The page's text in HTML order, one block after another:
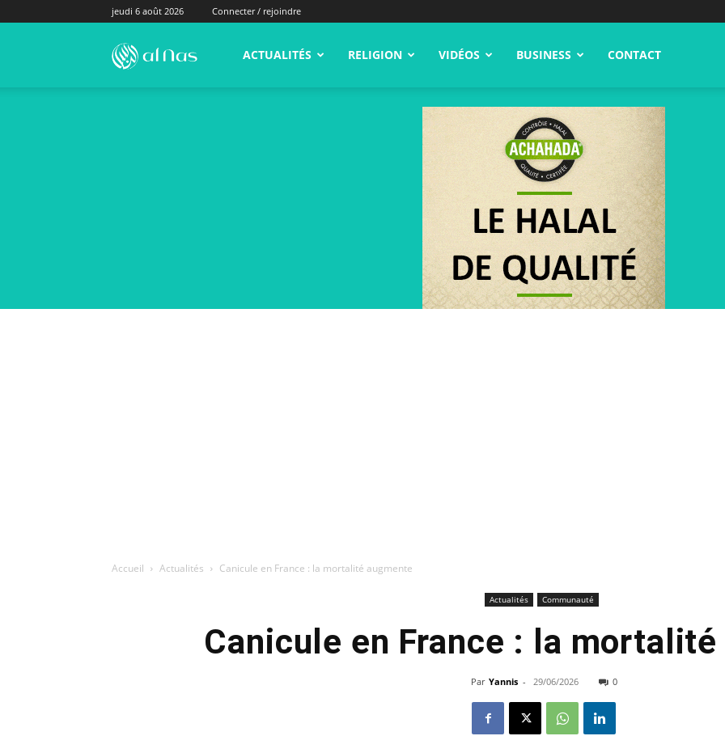
jeudi 6 août 2026 Connecter / rejoindre
alNas.fr ACTUALITÉS RELIGION VIDÉOS BUSINESS CONTACT
Accueil Actualités Canicule en France : la mortalité augmente
Actualités Communauté
Canicule en France : la
Par Yannis - 29/06/2026 0